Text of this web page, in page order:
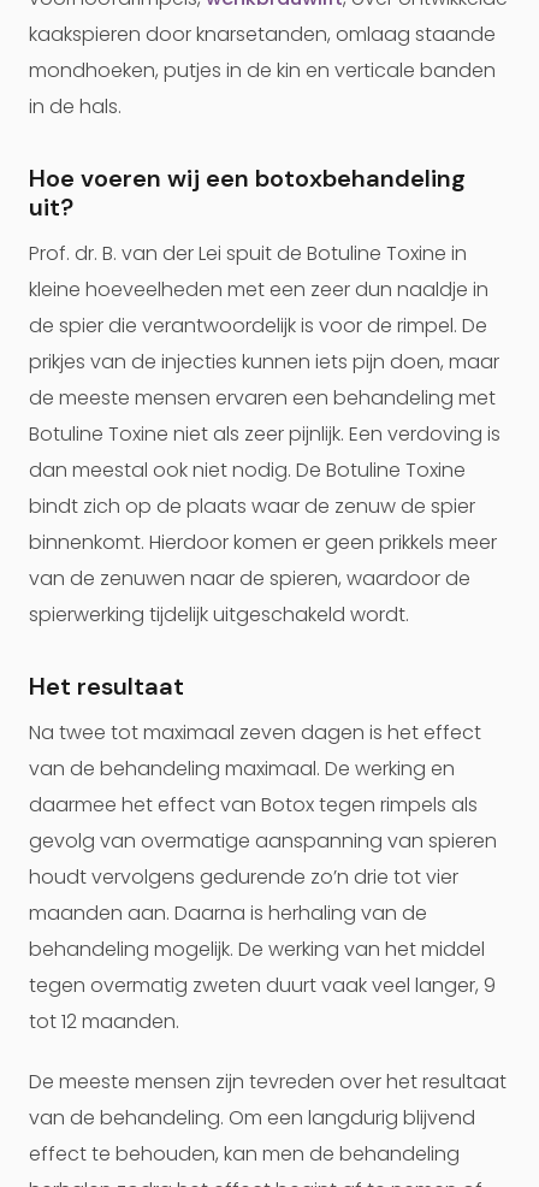
kaakspieren door knarsetanden, omlaag staande
mondhoeken, putjes in de kin en verticale banden
in de hals.
Hoe voeren wij een botoxbehandeling
uit?
Prof. dr. B. van der Lei spuit de Botuline Toxine in
kleine hoeveelheden met een zeer dun naaldje in
de spier die verantwoordelijk is voor de rimpel. De
prikjes van de injecties kunnen iets pijn doen, maar
de meeste mensen ervaren een behandeling met
Botuline Toxine niet als zeer pijnlijk. Een verdoving is
dan meestal ook niet nodig. De Botuline Toxine
bindt zich op de plaats waar de zenuw de spier
binnenkomt. Hierdoor komen er geen prikkels meer
van de zenuwen naar de spieren, waardoor de
spierwerking tijdelijk uitgeschakeld wordt.
Het resultaat
Na twee tot maximaal zeven dagen is het effect
van de behandeling maximaal. De werking en
daarmee het effect van Botox tegen rimpels als
gevolg van overmatige aanspanning van spieren
houdt vervolgens gedurende zo’n drie tot vier
maanden aan. Daarna is herhaling van de
behandeling mogelijk. De werking van het middel
tegen overmatig zweten duurt vaak veel langer, 9
tot 12 maanden.
De meeste mensen zijn tevreden over het resultaat
van de behandeling. Om een langdurig blijvend
effect te behouden, kan men de behandeling